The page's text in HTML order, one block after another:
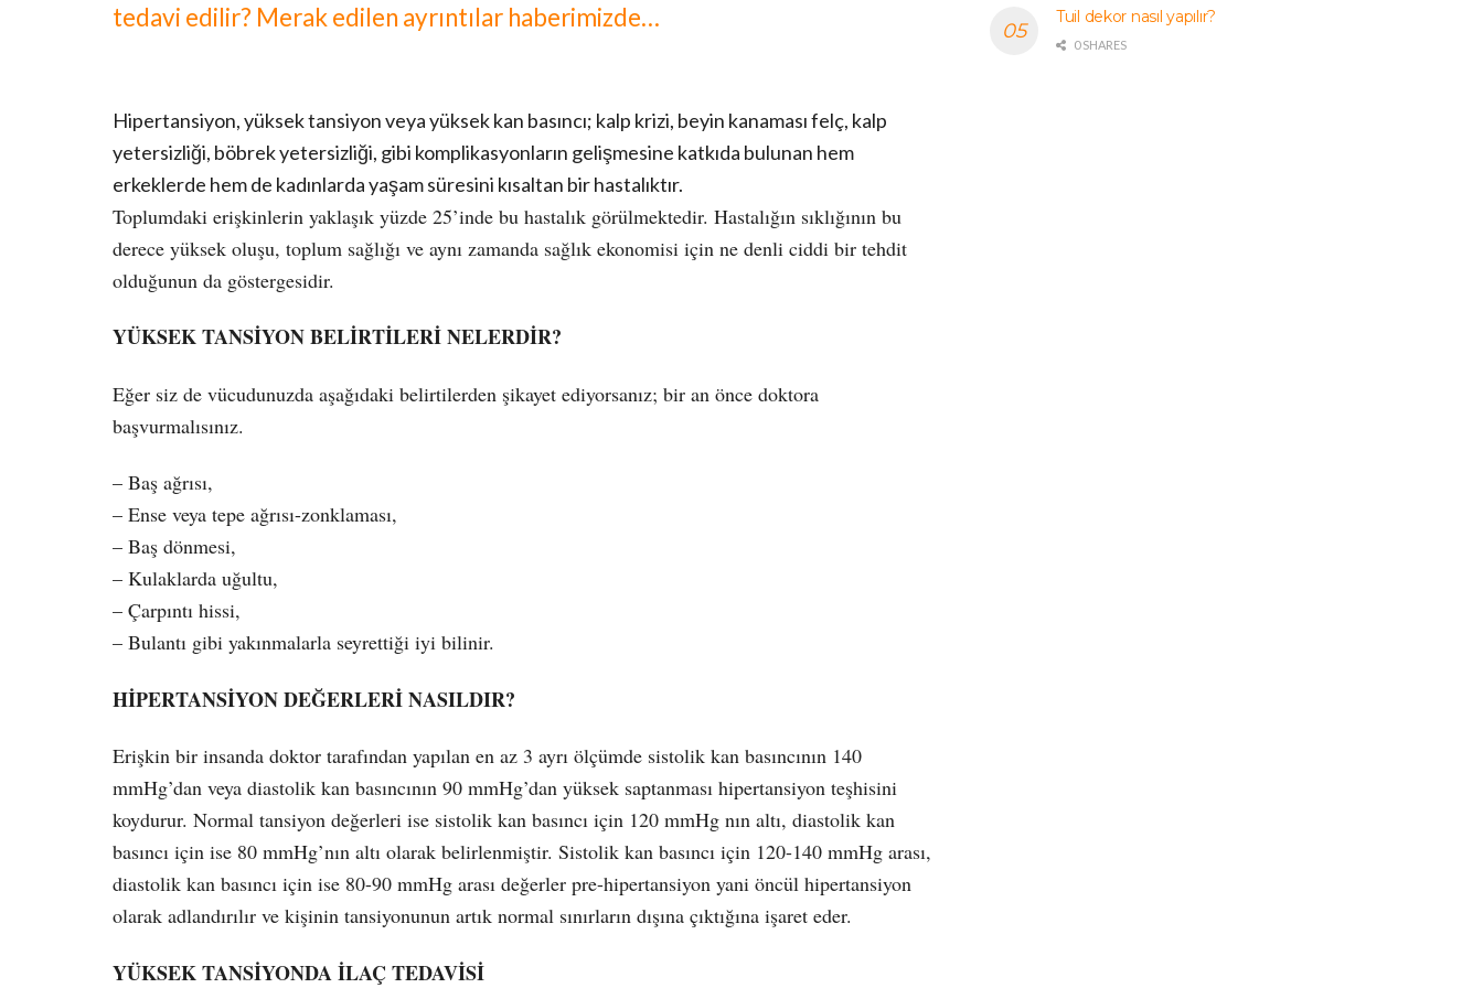
tedavi edilir? Merak edilen ayrıntılar haberimizde…
Hipertansiyon, yüksek tansiyon veya yüksek kan basıncı; kalp krizi, beyin kanaması felç, kalp
yetersizliği, böbrek yetersizliği, gibi komplikasyonların gelişmesine katkıda bulunan hem
erkeklerde hem de kadınlarda yaşam süresini kısaltan bir hastalıktır.
Toplumdaki erişkinlerin yaklaşık yüzde 25’inde bu hastalık görülmektedir. Hastalığın sıklığının bu
derece yüksek oluşu, toplum sağlığı ve aynı zamanda sağlık ekonomisi için ne denli ciddi bir tehdit
olduğunun da göstergesidir.
YÜKSEK TANSİYON BELİRTİLERİ NELERDİR?
Eğer siz de vücudunuzda aşağıdaki belirtilerden şikayet ediyorsanız; bir an önce doktora
başvurmalısınız.
– Baş ağrısı,
– Ense veya tepe ağrısı-zonklaması,
– Baş dönmesi,
– Kulaklarda uğultu,
– Çarpıntı hissi,
– Bulantı gibi yakınmalarla seyrettiği iyi bilinir.
HİPERTANSİYON DEĞERLERİ NASILDIR?
Erişkin bir insanda doktor tarafından yapılan en az 3 ayrı ölçümde sistolik kan basıncının 140
mmHg’dan veya diastolik kan basıncının 90 mmHg’dan yüksek saptanması hipertansiyon teşhisini
koydurur. Normal tansiyon değerleri ise sistolik kan basıncı için 120 mmHg nın altı, diastolik kan
basıncı için ise 80 mmHg’nın altı olarak belirlenmiştir. Sistolik kan basıncı için 120-140 mmHg arası,
diastolik kan basıncı için ise 80-90 mmHg arası değerler pre-hipertansiyon yani öncül hipertansiyon
olarak adlandırılır ve kişinin tansiyonunun artık normal sınırların dışına çıktığına işaret eder.
YÜKSEK TANSİYONDA İLAÇ TEDAVİSİ
Tuil dekor nasıl yapılır?
0 SHARES